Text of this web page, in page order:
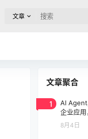
文章
文章聚合
1
AI Agent
企业应
8月4日